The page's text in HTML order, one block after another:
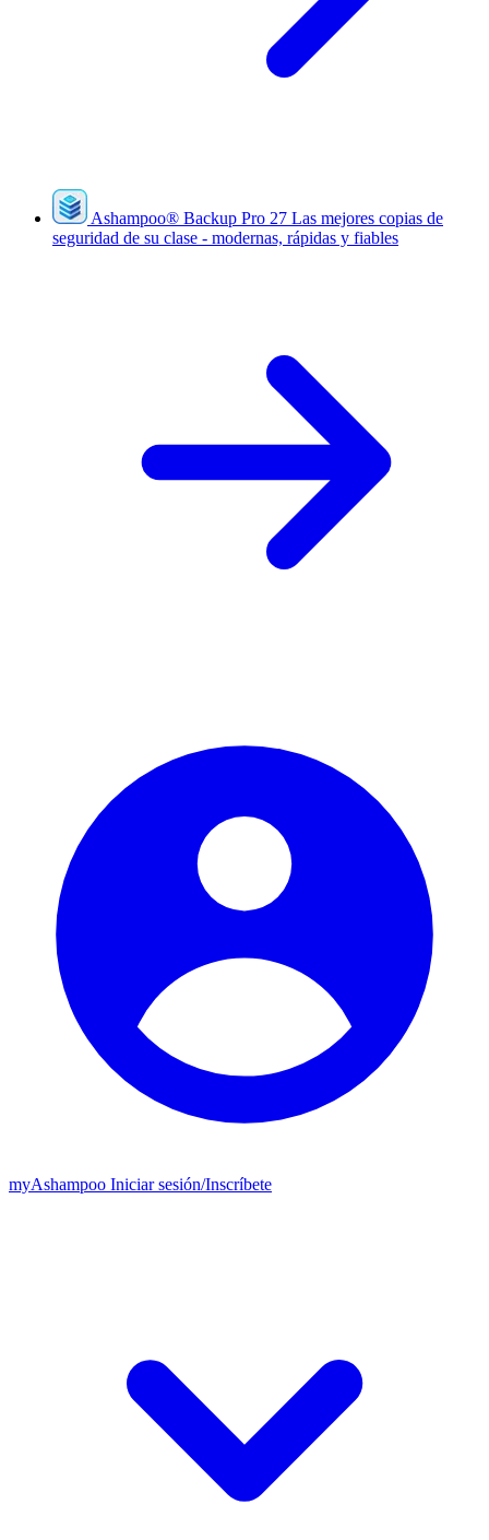
Ashampoo® Backup Pro 27 Las mejores copias de
seguridad de su clase - modernas, rápidas y fiables
myAshampoo Iniciar sesión/Inscríbete